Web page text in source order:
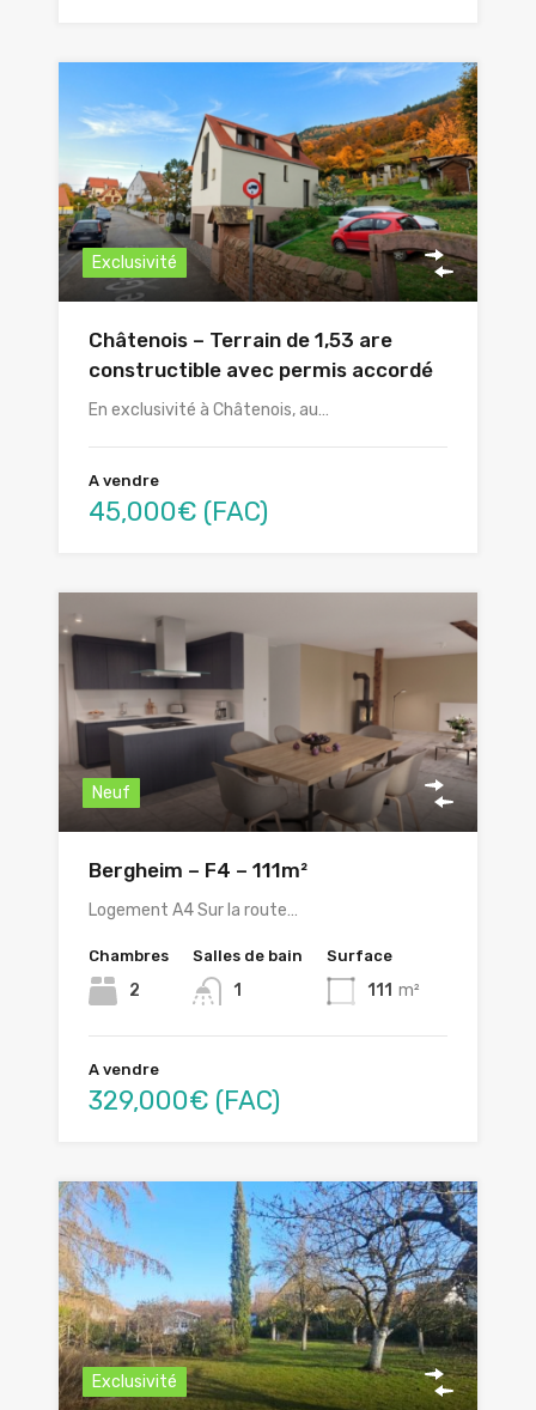
Exclusivité
Châtenois – Terrain de 1,53 are
constructible avec permis accordé
En exclusivité à Châtenois, au…
A vendre
45,000€ (FAC)
Neuf
Bergheim – F4 – 111m²
Logement A4 Sur la route…
Chambres
2
Salles de bain
1
Surface
111 m²
A vendre
329,000€ (FAC)
Exclusivité